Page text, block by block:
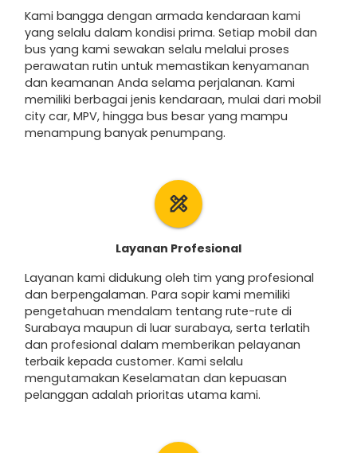
Kami bangga dengan armada kendaraan kami
yang selalu dalam kondisi prima. Setiap mobil dan
bus yang kami sewakan selalu melalui proses
perawatan rutin untuk memastikan kenyamanan
dan keamanan Anda selama perjalanan. Kami
memiliki berbagai jenis kendaraan, mulai dari mobil
city car, MPV, hingga bus besar yang mampu
menampung banyak penumpang.
design_services
Layanan Profesional
Layanan kami didukung oleh tim yang profesional
dan berpengalaman. Para sopir kami memiliki
pengetahuan mendalam tentang rute-rute di
Surabaya maupun di luar surabaya, serta terlatih
dan profesional dalam memberikan pelayanan
terbaik kepada customer. Kami selalu
mengutamakan Keselamatan dan kepuasan
pelanggan adalah prioritas utama kami.